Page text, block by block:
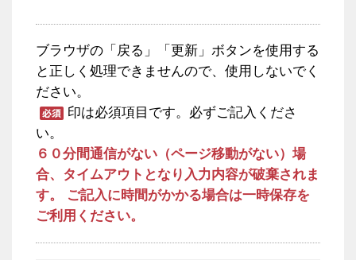
ブラウザの「戻る」「更新」ボタンを使用する
と正しく処理できませんので、使用しないでく
ださい。
印は必須項目です。必ずご記入くださ
い。
６０分間通信がない（ページ移動がない）場
合、タイムアウトとなり入力内容が破棄されま
す。 ご記入に時間がかかる場合は一時保存を
ご利用ください。